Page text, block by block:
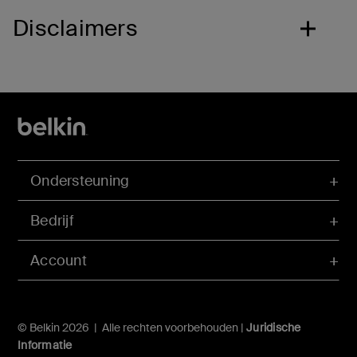
Disclaimers
Account
Ondersteuning
Bedrijf
© Belkin 2026 | Alle rechten voorbehouden | Juridische
Informatie